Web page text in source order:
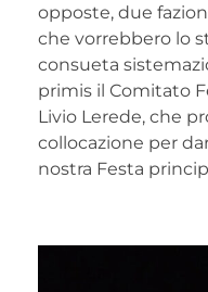
opposte, due
che vorrebbero lo
consueta
primis il Comitato
Livio Lerede, che
collocazione per
nostra Festa